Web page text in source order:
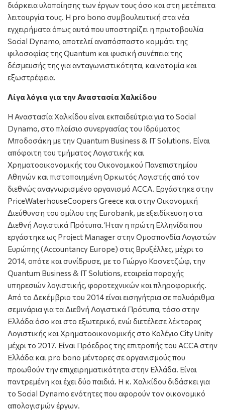
διάρκεια υλοποίησης των έργων τους όσο και στη μετέπειτα
λειτουργία τους. Η pro bono συμβουλευτική στα νέα
εγχειρήματα όπως αυτά που υποστηρίζει η πρωτοβουλία
Social Dynamo, αποτελεί αναπόσπαστο κομμάτι της
φιλοσοφίας της Quantum και φυσική συνέπεια της
δέσμευσής της για ανταγωνιστικότητα, καινοτομία και
εξωστρέφεια.
Λίγα λόγια για την Αναστασία Χαλκίδου
Η Αναστασία Χαλκίδου είναι εκπαιδεύτρια για το Social
Dynamo, στο πλαίσιο συνεργασίας του Ιδρύματος
Μποδοσάκη με την Quantum Business & IT Solutions. Eίναι
απόφοιτη του τμήματος Λογιστικής και
Χρηματοοικονομικής του Οικονομικού Πανεπιστημίου
Αθηνών και πιστοποιημένη Ορκωτός Λογιστής από τον
διεθνώς αναγνωρισμένο οργανισμό ACCA. Εργάστηκε στην
PriceWaterhouseCoopers Greece και στην Οικονομική
Διεύθυνση του ομίλου της Eurobank, με εξειδίκευση στα
Διεθνή Λογιστικά Πρότυπα. Ήταν η πρώτη Ελληνίδα που
εργάστηκε ως Project Manager στην Ομοσπονδία Λογιστών
Ευρώπης (Accountancy Europe) στις Βρυξέλλες, μέχρι το
2014, οπότε και συνίδρυσε, με το Γιώργο Κοσνετζώφ, την
Quantum Business & IT Solutions, εταιρεία παροχής
υπηρεσιών λογιστικής, φοροτεχνικών και πληροφορικής.
Από το Δεκέμβριο του 2014 είναι εισηγήτρια σε πολυάριθμα
σεμινάρια για τα Διεθνή Λογιστικά Πρότυπα, τόσο στην
Ελλάδα όσο και στο εξωτερικό, ενώ διετέλεσε λέκτορας
Λογιστικής και Χρηματοοικονομικής στο Κολέγιο City Unity
μέχρι το 2017. Είναι Πρόεδρος της επιτροπής του ACCA στην
Ελλάδα και pro bono μέντορες σε οργανισμούς που
προωθούν την επιχειρηματικότητα στην Ελλάδα. Είναι
παντρεμένη και έχει δύο παιδιά. Η κ. Χαλκίδου διδάσκει για
το Social Dynamo ενότητες που αφορούν τον οικονομικό
απολογισμών έργων.